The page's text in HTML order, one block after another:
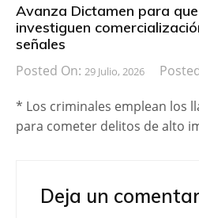
Avanza Dictamen para
investiguen
señales
Posted On: 29 Julio, 2026
* Los criminales emplean los
para cometer delitos de alto
Deja un